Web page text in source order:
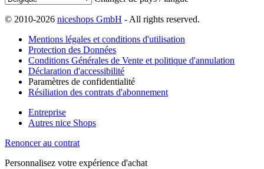
© 2010-2026 niceshops GmbH - All rights reserved.
Mentions légales et conditions d'utilisation
Protection des Données
Conditions Générales de Vente et politique d'annulation
Déclaration d'accessibilité
Paramètres de confidentialité
Résiliation des contrats d'abonnement
Entreprise
Autres nice Shops
Renoncer au contrat
Personnalisez votre expérience d'achat